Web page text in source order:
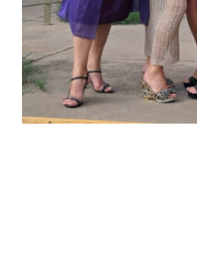
Número de teléfono